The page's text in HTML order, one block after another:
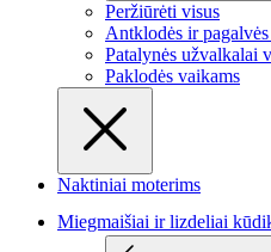
Peržiūrėti visus
Antklodės ir
Patalynės užvalkalai
Paklodės vaikams
Naktiniai moterims
Miegmaišiai ir lizdeliai